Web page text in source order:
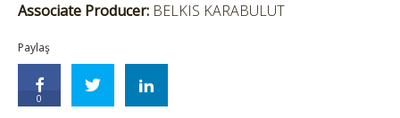
Associate Producer: BELKIS KARABULUT
Paylaş
0